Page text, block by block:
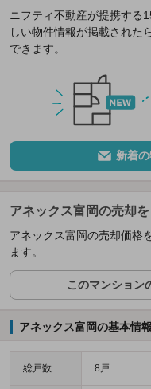
ニフティ不動産が提携する
しい物件情報が掲載された
できます。
新着
アネックス富岡の売却
アネックス富岡の売却価格
ます。
このマンション
アネックス富岡の基本情報
総戸数 8戸